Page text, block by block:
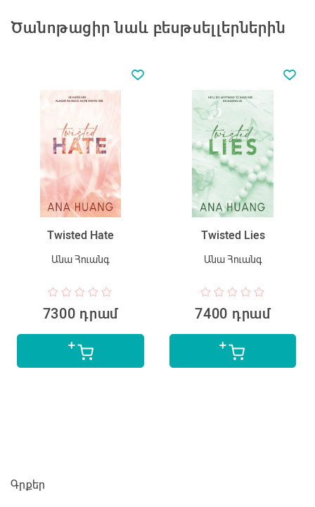
Ծանոթացիր նաև բեսթսելլերներին
Twisted Hate
Անա Հուանգ
7300 դրամ
Twisted Lies
Անա Հուանգ
7400 դրամ
Գրքեր